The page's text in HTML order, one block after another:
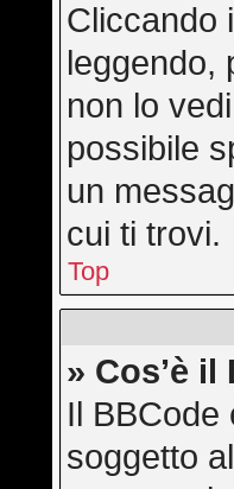
Cliccando
leggendo,
non lo
possibile
un
cui ti trovi.
Top
» Cos’è il
Il BBCode
soggetto